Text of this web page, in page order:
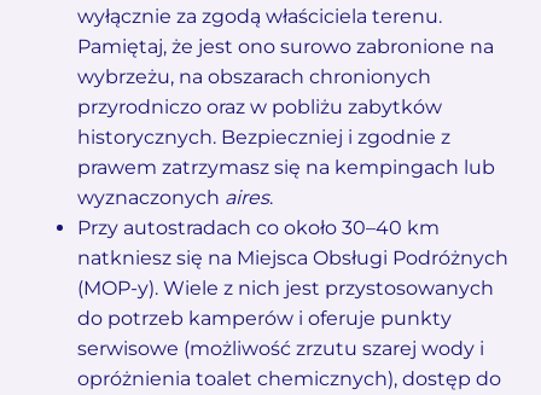
wyłącznie za zgodą właściciela terenu.
Pamiętaj, że jest ono surowo zabronione na
wybrzeżu, na obszarach chronionych
przyrodniczo oraz w pobliżu zabytków
historycznych. Bezpieczniej i zgodnie z
prawem zatrzymasz się na kempingach lub
wyznaczonych aires.
Przy autostradach co około 30–40 km
natkniesz się na Miejsca Obsługi Podróżnych
(MOP-y). Wiele z nich jest przystosowanych
do potrzeb kamperów i oferuje punkty
serwisowe (możliwość zrzutu szarej wody i
opróżnienia toalet chemicznych), dostęp do